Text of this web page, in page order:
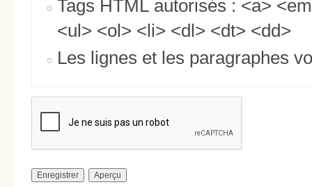
Tags HTML autorisés : <a>
<ul> <ol> <li> <dl> <dt> <dd>
Les lignes et les paragraphes